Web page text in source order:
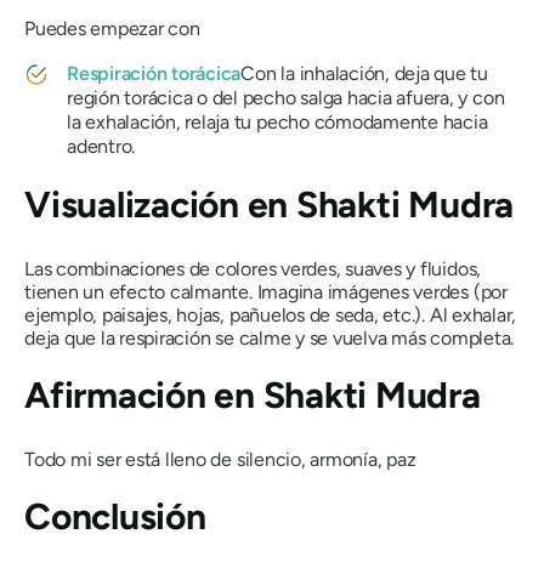
Puedes empezar con
Respiración torácicaCon la inhalación, deja que tu
región torácica o del pecho salga hacia afuera, y con
la exhalación, relaja tu pecho cómodamente hacia
adentro.
Visualización en Shakti Mudra
Las combinaciones de colores verdes, suaves y fluidos,
tienen un efecto calmante. Imagina imágenes verdes (por
ejemplo, paisajes, hojas, pañuelos de seda, etc.). Al exhalar,
deja que la respiración se calme y se vuelva más completa.
Afirmación en Shakti Mudra
Todo mi ser está lleno de silencio, armonía, paz
Conclusión